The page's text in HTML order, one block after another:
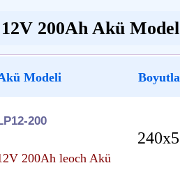
12V 200Ah Akü
Modeli
200
200Ah leoch Akü